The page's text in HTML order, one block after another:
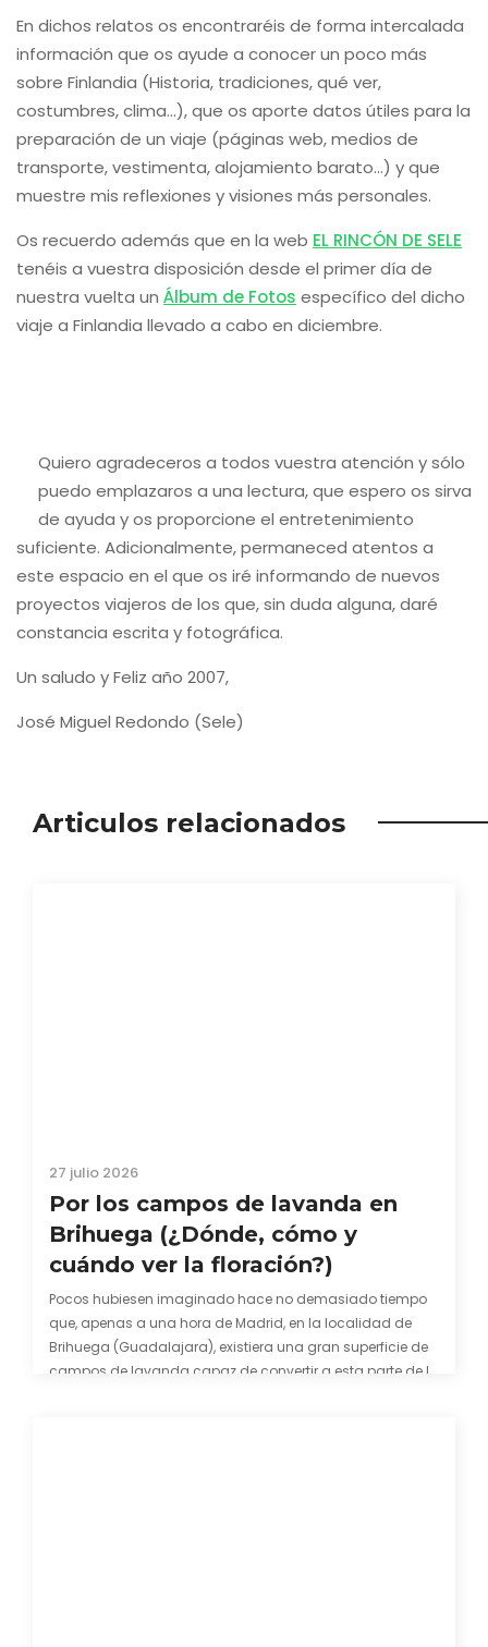
En dichos relatos os encontraréis de forma intercalada
información que os ayude a conocer un poco más
sobre Finlandia (Historia, tradiciones, qué ver,
costumbres, clima…), que os aporte datos útiles para la
preparación de un viaje (páginas web, medios de
transporte, vestimenta, alojamiento barato…) y que
muestre mis reflexiones y visiones más personales.
Os recuerdo además que en la web EL RINCÓN DE SELE
tenéis a vuestra disposición desde el primer día de
nuestra vuelta un Álbum de Fotos específico del dicho
viaje a Finlandia llevado a cabo en diciembre.
Quiero agradeceros a todos vuestra atención y sólo
puedo emplazaros a una lectura, que espero os sirva
de ayuda y os proporcione el entretenimiento
suficiente. Adicionalmente, permaneced atentos a
este espacio en el que os iré informando de nuevos
proyectos viajeros de los que, sin duda alguna, daré
constancia escrita y fotográfica.
Un saludo y Feliz año 2007,
José Miguel Redondo (Sele)
Articulos relacionados
27 julio 2026
Por los campos de lavanda en
Brihuega (¿Dónde, cómo y
cuándo ver la floración?)
Pocos hubiesen imaginado hace no demasiado tiempo
que, apenas a una hora de Madrid, en la localidad de
Brihuega (Guadalajara), existiera una gran superficie de
campos de lavanda capaz de convertir a esta parte de la